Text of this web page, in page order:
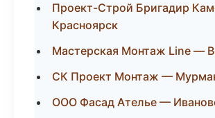
Проект-Строй Бригадир
Красноярск
Мастерская Монтаж Line —
СК Проект Монтаж —
ООО Фасад Ателье —